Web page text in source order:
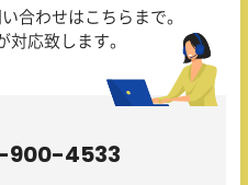
合わせはこちらまで。
対応致します。
900-4533